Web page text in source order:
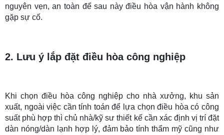
nguyên vẹn, an toàn để sau này điều hòa vận hành không
gặp sự cố.
2. Lưu ý lắp đặt điều hòa công nghiệp
Khi chọn điều hòa công nghiệp cho nhà xưởng, khu sản
xuất, ngoài việc cần tính toán để lựa chọn điều hòa có công
suất phù hợp thì chủ nhà/kỹ sư thiết kế cần xác định vị trí đặt
dàn nóng/dàn lạnh hợp lý, đảm bảo tính thẩm mỹ cũng như